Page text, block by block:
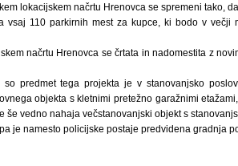
lokacijskem načrtu Hrenovca se spremeni tako,
vsaj 110 parkirnih mest za kupce, ki bodo v večji
načrtu Hrenovca se črtata in nadomestita z
predmet tega projekta je v stanovanjsko
objekta s kletnimi pretežno garažnimi
vedno nahaja večstanovanjski objekt s
je namesto policijske postaje predvidena gradnja